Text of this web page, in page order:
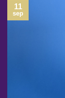
11
sep